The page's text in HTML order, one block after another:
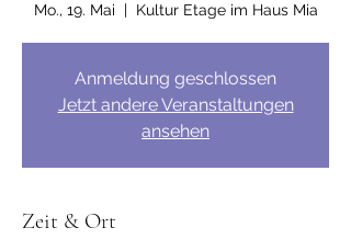
Mo., 19. Mai
  |
Kultur Etage im Haus Mia
Anmeldung geschlossen
Jetzt andere Veranstaltungen
ansehen
Zeit & Ort